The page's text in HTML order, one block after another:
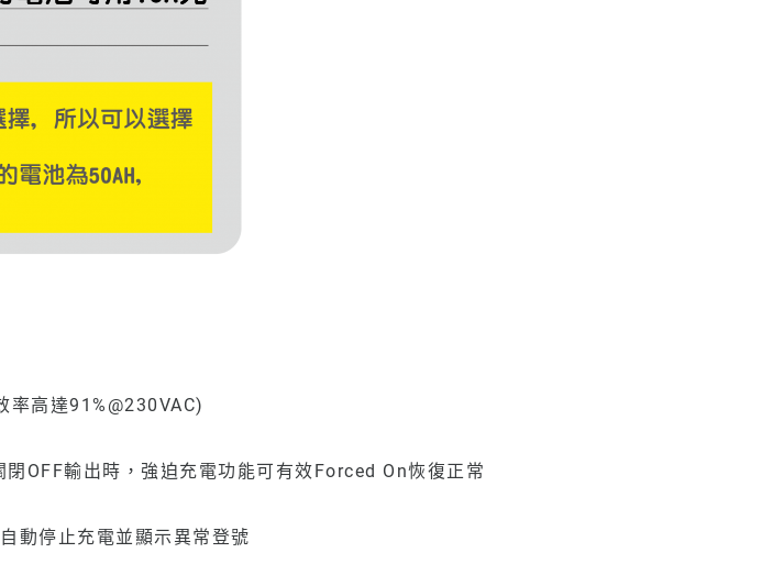
高達91%@230VAC)
OFF輸出時，強迫充電功能可有效Forced On恢復正常
動停止充電並顯示異常登號